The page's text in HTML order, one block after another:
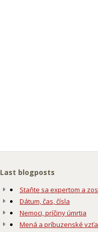
Last blogposts
Staňte sa expertom a
Dátum, čas, čísla
Nemoci, príčiny úmrtia
Mená a príbuzenské